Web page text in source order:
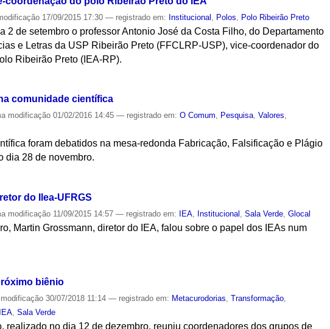
17/09/2015 17:30— registrado em: Institucional Polos Polo Ribeirão Preto
2 de setembro o professor Antonio José da Costa Filho, do Departamento
e Letras da USP Ribeirão Preto (FFCLRP-USP), vice-coordenador do
Ribeirão Preto (IEA-RP).
comunidade científica
modificação 01/02/2016 14:45— registrado em:O Comum, Pesquisa,Valores,
foram debatidos na mesa-redonda Fabricação, Falsificação e Plágio
dia 28 de novembro.
do Ilea-UFRGS
modificação 11/09/2015 14:57— registrado em: IEA, Institucional ,Sala Verde,Glocal
Martin Grossmann, diretor do IEA, falou sobre o papel dos IEAs num
biênio
30/07/2018 11:14— registrado em: Metacurodorias ,Transformação
,Sala Verde
realizado no dia 12 de dezembro, reuniu coordenadores dos grupos de